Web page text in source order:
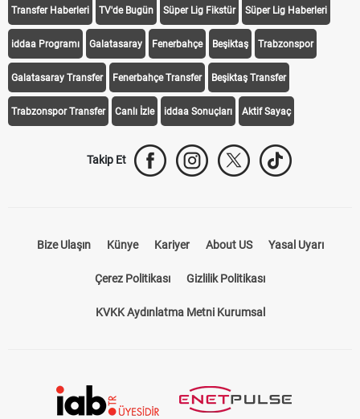
Transfer Haberleri TV'de Bugün Süper Lig Fikstür Süper Lig Haberleri
iddaa Programı Galatasaray Fenerbahçe Beşiktaş Trabzonspor
Galatasaray Transfer Fenerbahçe Transfer Beşiktaş Transfer
Trabzonspor Transfer Canlı İzle iddaa Sonuçları Aktif Sayaç
Takip Et
Bize Ulaşın Künye Kariyer About US Yasal Uyarı
Çerez Politikası Gizlilik Politikası
KVKK Aydınlatma Metni Kurumsal